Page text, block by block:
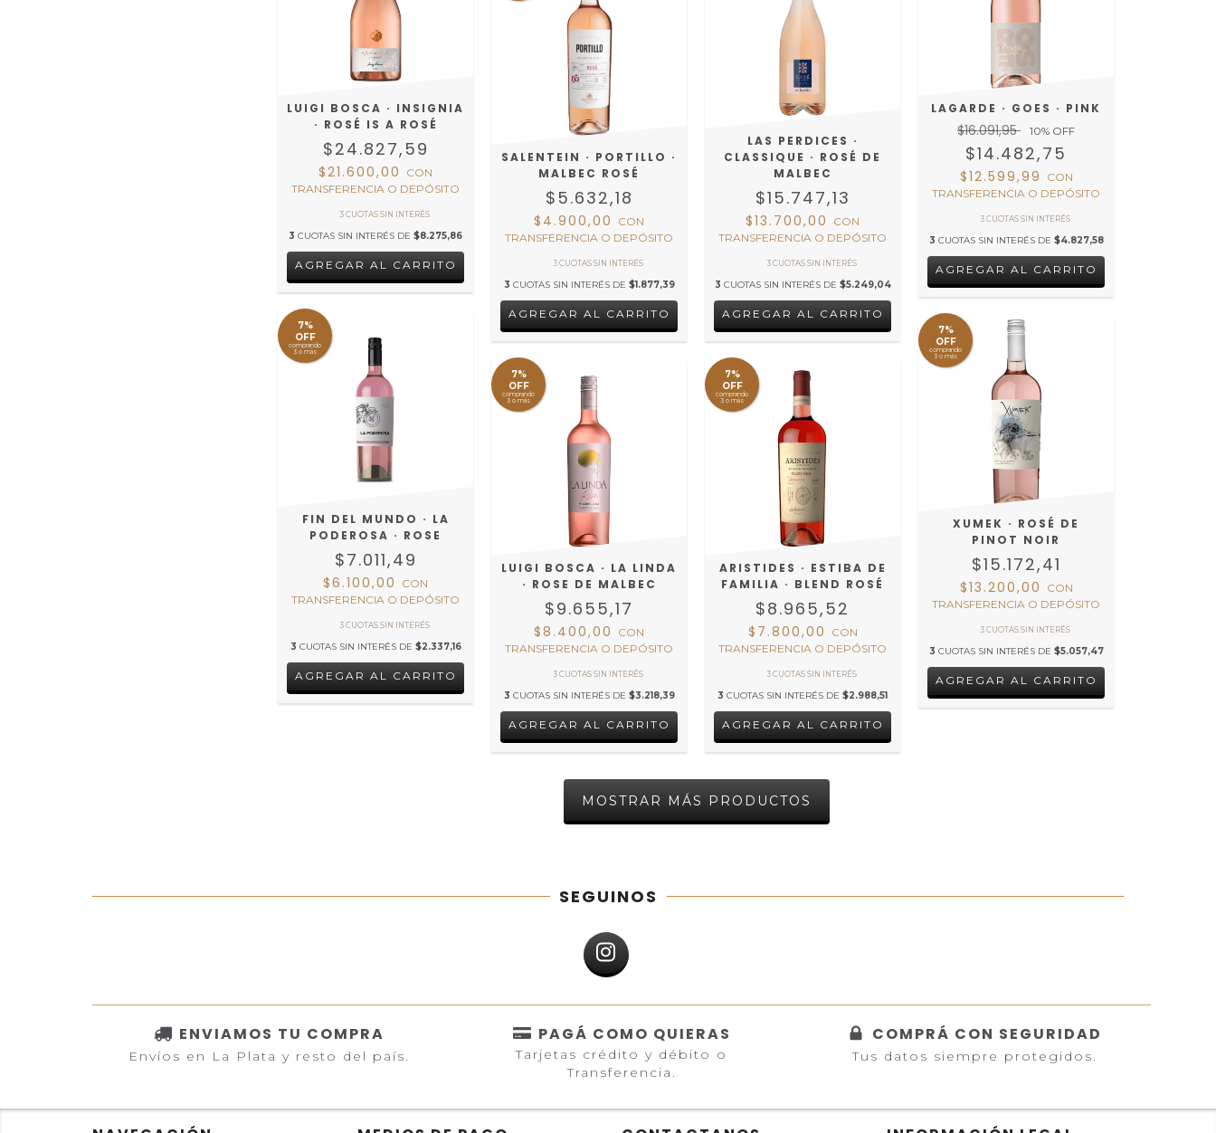
LUIGI BOSCA · INSIGNIA
· ROSÉ IS A ROSÉ
$24.827,59
$21.600,00
CON
TRANSFERENCIA O DEPÓSITO
3 CUOTAS SIN INTERÉS DE$8.275,86
SALENTEIN · PORTILLO ·
MALBEC ROSÉ
$5.632,18
$4.900,00
CON
TRANSFERENCIA O DEPÓSITO
3 CUOTAS SIN INTERÉS DE $1.877,39
LAS PERDICES ·
CLASSIQUE · ROSÉ DE
MALBEC
$15.747,13
$13.700,00
CON
TRANSFERENCIA O DEPÓSITO
3 CUOTAS SIN INTERÉS DE $5.249,04
LAGARDE · GOES · PINK
$16.091,95 10% OFF
$14.482,75
$12.599,99
CON
TRANSFERENCIA O DEPÓSITO
3 CUOTAS SIN INTERÉS DE $4.827,58
7%
OFF
comprando
3 o más
FIN DEL MUNDO · LA
PODEROSA · ROSE
$7.011,49
$6.100,00
CON
TRANSFERENCIA O DEPÓSITO
3 CUOTAS SIN INTERÉS DE $2.337,16
7%
OFF
comprando
3 o más
LUIGI BOSCA · LA LINDA
· ROSE DE MALBEC
$9.655,17
$8.400,00
CON
TRANSFERENCIA O DEPÓSITO
3 CUOTAS SIN INTERÉS DE $3.218,39
7%
OFF
comprando
3 o más
ARISTIDES · ESTIBA DE
FAMILIA · BLEND ROSÉ
$8.965,52
$7.800,00
CON
TRANSFERENCIA O DEPÓSITO
3 CUOTAS SIN INTERÉS DE$2.988,51
7%
OFF
comprando
3 o más
XUMEK · ROSÉ DE
PINOT NOIR
$15.172,41
$13.200,00
CON
TRANSFERENCIA O DEPÓSITO
3 CUOTAS SIN INTERÉS DE $5.057,47
MOSTRAR MÁS PRODUCTOS
SEGUINOS
ENVIAMOS TU COMPRA
Envíos en La Plata y resto del país.
PAGÁ COMO QUIERAS
Tarjetas crédito y débito o
Transferencia.
COMPRÁ CON SEGURIDAD
Tus datos siempre protegidos.